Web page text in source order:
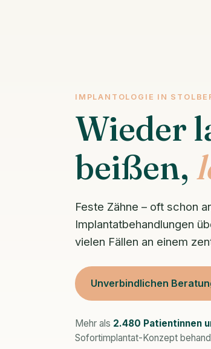
IMPLANTOLOGIE IN
Wieder
beißen,
Feste Zähne – oft schon
Implantatbehandlungen
vielen Fällen an einem
Unverbindlichen
Mehr als 2.480 Patientinnen
Sofortimplantat-Konzept